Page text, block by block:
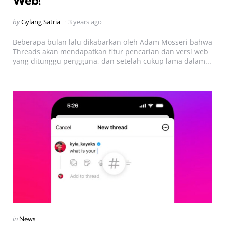
Posted
byGylang Satria 3 years ago
Beberapa bulan lalu dikabarkan oleh Adam Mosseri bahwa
Threads akan mendapatkan fitur pencarian dan versi web
yang ditunggu pengguna, dan setelah cukup lama dalam...
Categories
Posted
in News